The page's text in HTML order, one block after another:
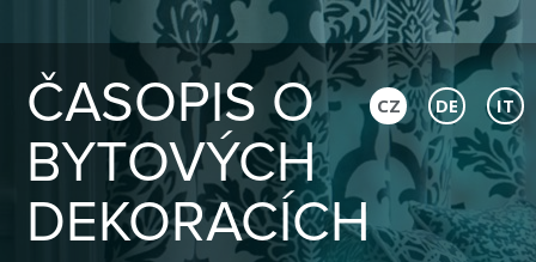
ČASOPIS O
BYTOVÝCH
DEKORACÍCH
CZ DE IT